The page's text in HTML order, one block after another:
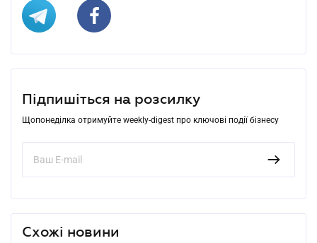
Підпишіться на розсилку
Щопонеділка отримуйте weekly-digest про ключові події бізнесу
Схожі новини